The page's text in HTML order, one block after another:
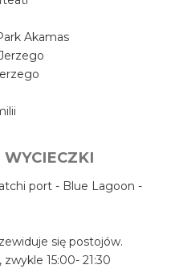
Akamas
port - Blue Lagoon -
się postojów.
15:00- 21:30